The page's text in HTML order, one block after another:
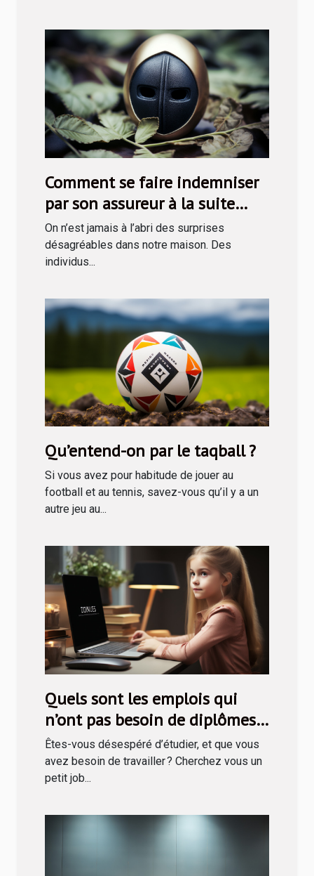
Comment se faire indemniser
par son assureur à la suite
d’une rapine ?
On n’est jamais à l’abri des surprises
désagréables dans notre maison. Des
individus...
Qu’entend-on par le taqball ?
Si vous avez pour habitude de jouer au
football et au tennis, savez-vous qu’il y a un
autre jeu au...
Quels sont les emplois qui
n’ont pas besoin de diplômes
avant de recruter ?
Êtes-vous désespéré d’étudier, et que vous
avez besoin de travailler ? Cherchez vous un
petit job...